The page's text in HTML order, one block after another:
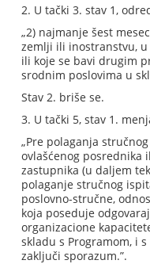
2. U tački 3. stav 1,
„2) najmanje šest
zemlji ili inostranstvu,
ili koje se bavi drugim
srodnim poslovima u
Stav 2. briše se.
3. U tački 5, stav 1.
„Pre polaganja
ovlašćenog posrednika
zastupnika (u daljem
polaganje stručnog
poslovno-stručne,
koja poseduje
organizacione
skladu s Programom, i
zaključi sporazum.”.